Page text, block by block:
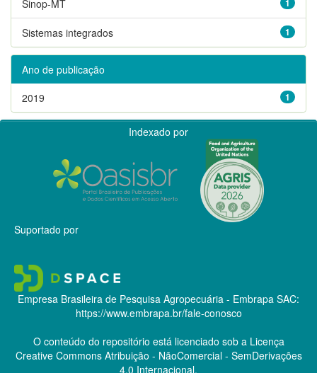
Sinop-MT
1
Sistemas integrados
Ano de publicação
1
2019
Indexado por
Suportado por
Empresa Brasileira de Pesquisa Agropecuária - Embrapa SAC:
https://www.embrapa.br/fale-conosco
O conteúdo do repositório está licenciado sob a Licença
Creative CommonsAtribuição - NãoComercial - SemDerivações
4.0 Internacional.